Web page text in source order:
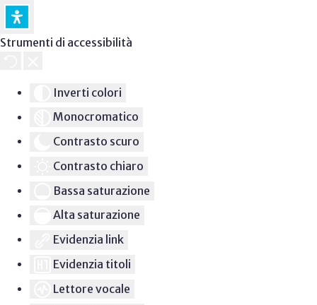
Strumenti di accessibilità
Inverti colori
Monocromatico
Contrasto scuro
Contrasto chiaro
Bassa saturazione
Alta saturazione
Evidenzia link
Evidenzia titoli
Lettore vocale